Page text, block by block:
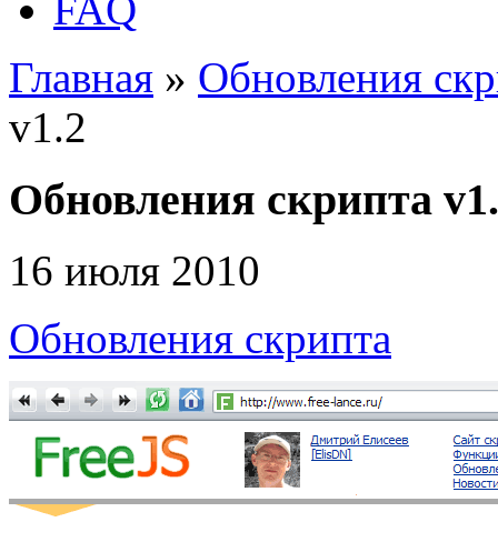
Главная » Обновления
v1.2
Обновления скрипта
16 июля 2010
Обновления скрипта